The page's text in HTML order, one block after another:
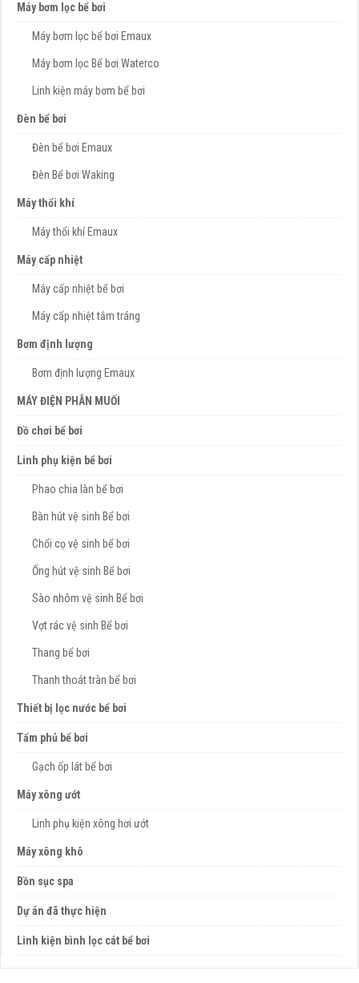
Máy bơm lọc bể bơi
Máy bơm lọc bể bơi Emaux
Máy bơm lọc Bể bơi Waterco
Linh kiện máy bơm bể bơi
Đèn bể bơi
Đèn bể bơi Emaux
Đèn Bể bơi Waking
Máy thổi khí
Máy thổi khí Emaux
Máy cấp nhiệt
Máy cấp nhiệt bể bơi
Máy cấp nhiệt tắm tráng
Bơm định lượng
Bơm định lượng Emaux
MÁY ĐIỆN PHÂN MUỐI
Đồ chơi bể bơi
Linh phụ kiện bể bơi
Phao chia làn bể bơi
Bàn hút vệ sinh Bể bơi
Chổi cọ vệ sinh bể bơi
Ống hút vệ sinh Bể bơi
Sào nhôm vệ sinh Bể bơi
Vợt rác vệ sinh Bể bơi
Thang bể bơi
Thanh thoát tràn bể bơi
Thiết bị lọc nước bể bơi
Tấm phủ bể bơi
Gạch ốp lát bể bơi
Máy xông ướt
Linh phụ kiện xông hơi ướt
Máy xông khô
Bồn sục spa
Dự án đã thực hiện
Linh kiện bình lọc cát bể bơi